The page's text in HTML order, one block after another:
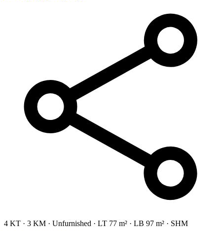
4 KT · 3 KM · Unfurnished · LT 77 m² · LB 97 m² · SHM